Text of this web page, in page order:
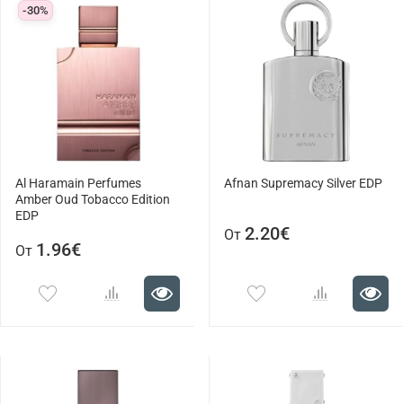
-30%
Al Haramain Perfumes
Amber Oud Tobacco Edition
EDP
От 1.96€
Afnan Supremacy Silver EDP
От 2.20€